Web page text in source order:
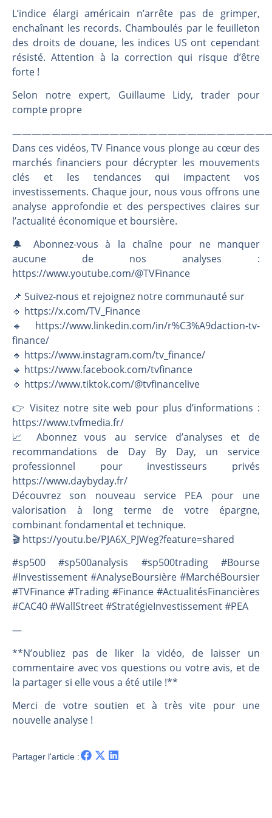
Une inertie haussière qui ralentit | Antoine Quesada – Chrono CAC
Pourquoi le monde entier vacille en même temps cette semaine ? | par Louis-Antoine Michelet
WTI : Explosion mais réserves au plus bas | Denis Desclos – Market Movers
L’indice élargi américain n’arrête pas de grimper,
enchaînant les records. Chamboulés par le feuilleton
des droits de douane, les indices US ont cependant
résisté. Attention à la correction qui risque d’être
forte !
Selon notre expert, Guillaume Lidy, trader pour
compte propre
Dans ces vidéos, TV Finance vous plonge au cœur des
marchés financiers pour décrypter les mouvements
clés et les tendances qui impactent vos
investissements. Chaque jour, nous vous offrons une
analyse approfondie et des perspectives claires sur
l’actualité économique et boursière.
🔔 Abonnez-vous à la chaîne pour ne manquer
aucune de nos analyses :
https://www.youtube.com/@TVFinance
📌 Suivez-nous et rejoignez notre communauté sur
🔹 https://x.com/TV_Finance
🔹 https://www.linkedin.com/in/r%C3%A9daction-tv-
finance/
🔹 https://www.instagram.com/tv_finance/
🔹 https://www.facebook.com/tvfinance
🔹 https://www.tiktok.com/@tvfinancelive
👉️ Visitez notre site web pour plus d’informations :
https://www.tvfmedia.fr/
📈 Abonnez vous au service d’analyses et de
recommandations de Day By Day, un service
professionnel pour investisseurs privés
https://www.daybyday.fr/
Découvrez son nouveau service PEA pour une
valorisation à long terme de votre épargne,
combinant fondamental et technique.
🎬️ https://youtu.be/PJA6X_PJWeg?feature=shared
#sp500 #sp500analysis #sp500trading #Bourse
#Investissement #AnalyseBoursière #MarchéBoursier
#TVFinance #Trading #Finance #ActualitésFinancières
#CAC40 #WallStreet #StratégieInvestissement #PEA
—
**N’oubliez pas de liker la vidéo, de laisser un
commentaire avec vos questions ou votre avis, et de
la partager si elle vous a été utile !**
Merci de votre soutien et à très vite pour une
nouvelle analyse !
Partager l'article :